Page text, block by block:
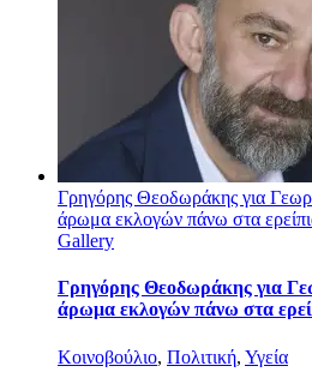
Γρηγόρης Θεοδωράκης για
άρωμα εκλογών πάνω στα
Gallery
Γρηγόρης Θεοδωράκης για
άρωμα εκλογών πάνω στα
Κοινοβούλιο, Πολιτική, Υγεία